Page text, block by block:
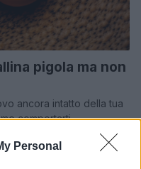
Personal
pigola ma non
ancora intatto della tua
comportarti.